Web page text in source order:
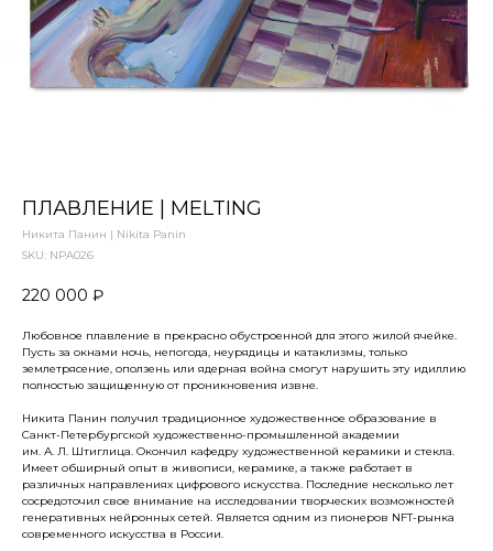
ПЛАВЛЕНИЕ | MELTING
Никита Панин | Nikita Panin
SKU: NPA026
220 000 ₽
Любовное плавление в прекрасно обустроенной для этого жилой ячейке.
Пусть за окнами ночь, непогода, неурядицы и катаклизмы, только
землетрясение, оползень или ядерная война смогут нарушить эту идиллию
полностью защищенную от проникновения извне.
Никита Панин получил традиционное художественное образование в
Санкт-Петербургской художественно-промышленной академии
им. А. Л. Штиглица. Окончил кафедру художественной керамики и стекла.
Имеет обширный опыт в живописи, керамике, а также работает в
различных направлениях цифрового искусства. Последние несколько лет
сосредоточил свое внимание на исследовании творческих возможностей
генеративных нейронных сетей. Является одним из пионеров NFT-рынка
современного искусства в России.